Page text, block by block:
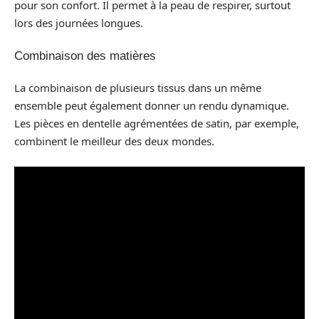
pour son confort. Il permet à la peau de respirer, surtout
lors des journées longues.
Combinaison des matières
La combinaison de plusieurs tissus dans un même
ensemble peut également donner un rendu dynamique.
Les pièces en dentelle agrémentées de satin, par exemple,
combinent le meilleur des deux mondes.